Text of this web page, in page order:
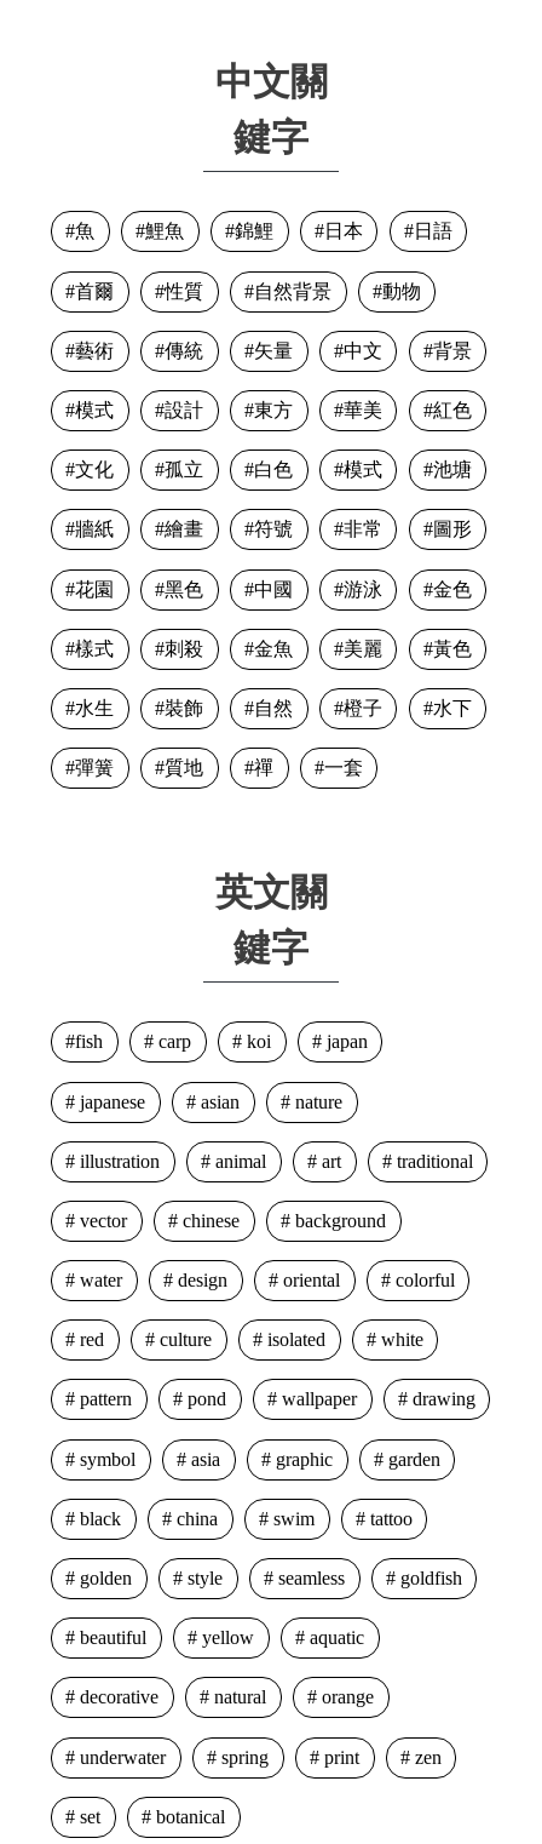
中文關
鍵字
魚 鯉魚 錦鯉 日本 日語
首爾 性質 自然背景 動物
藝術 傳統 矢量 中文 背景
模式 設計 東方 華美 紅色
文化 孤立 白色 模式 池塘
牆紙 繪畫 符號 非常 圖形
花園 黑色 中國 游泳 金色
樣式 刺殺 金魚 美麗 黃色
水生 裝飾 自然 橙子 水下
彈簧 質地 禪 一套
英文關
鍵字
fish carp koi japan
japanese asian nature
illustration animal art traditional
vector chinese background
water design oriental colorful
red culture isolated white
pattern pond wallpaper drawing
symbol asia graphic garden
black china swim tattoo
golden style seamless goldfish
beautiful yellow aquatic
decorative natural orange
underwater spring print zen
set botanical